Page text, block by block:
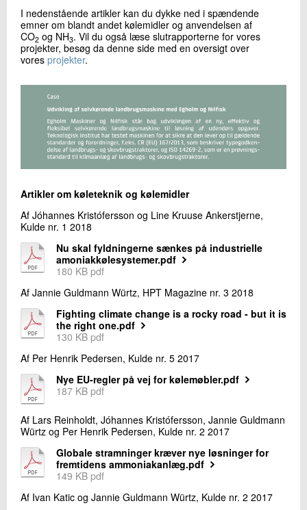
+45 72 20 11 82
Send e-mail
I nedenstående artikler kan du dykke ned i spændende
emner om blandt andet kølemidler og anvendelsen af
CO2 og NH3. Vil du også læse slutrapporterne for vores
projekter, besøg da denne side med en oversigt over
vores projekter.
Artikler om køleteknik og kølemidler
Af Jóhannes Kristófersson og Line Kruuse Ankerstjerne,
Kulde nr. 1 2018
Nu skal fyldningerne sænkes på industrielle
amoniakkølesystemer.pdf
180 KB pdf
Af Jannie Guldmann Würtz, HPT Magazine nr. 3 2018
Fighting climate change is a rocky road - but it is
the right one.pdf
130 KB pdf
Af Per Henrik Pedersen, Kulde nr. 5 2017
Nye EU-regler på vej for kølemøbler.pdf
187 KB pdf
Af Lars Reinholdt, Jóhannes Kristófersson, Jannie Guldmann
Würtz og Per Henrik Pedersen, Kulde nr. 2 2017
Globale stramninger kræver nye løsninger for
fremtidens ammoniakanlæg.pdf
149 KB pdf
Af Ivan Katic og Jannie Guldmann Würtz, Kulde nr. 2 2017